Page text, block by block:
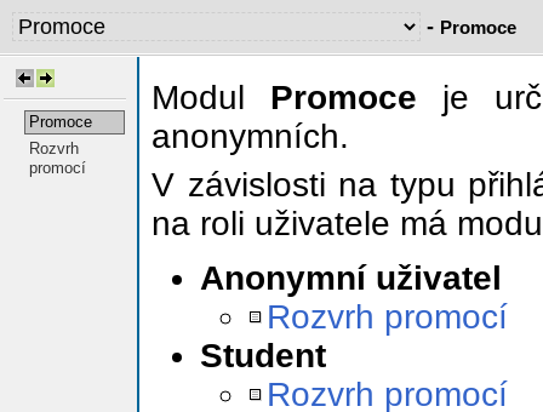
- Promoce
Promoce
Rozvrh
promocí
Modul Promoce je
anonymních.
V závislosti na typu
na roli uživatele má
Anonymní uživatel
Rozvrh promocí
Student
Rozvrh promocí